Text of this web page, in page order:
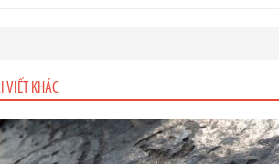
VIẾT KHÁC